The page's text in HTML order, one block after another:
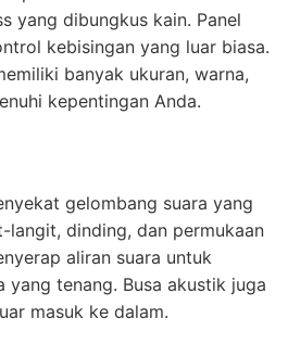
yang dibungkus kain. Panel
kebisingan yang luar biasa.
banyak ukuran, warna,
kepentingan Anda.
gelombang suara yang
langit, dinding, dan permukaan
aliran suara untuk
yang tenang. Busa akustik juga
masuk ke dalam.